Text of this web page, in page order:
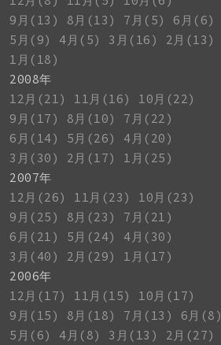
9月(13)
8月(13) 7月(5)
6月(6)
5月(9)
4月(5) 3月(16)
2月(13)
1月(18)
2008年
12月(21)
11月(16)
10月(22)
9月(17)
8月(10)
7月(22)
6月(14)
5月(26)
4月(20)
3月(30)
2月(17)
1月(25)
2007年
12月(26)
11月(23)
10月(23)
9月(25)
8月(23)
7月(21)
6月(21)
5月(24)
4月(30)
3月(40)
2月(29)
1月(17)
2006年
12月(17)
11月(15)
10月(17)
9月(15)
8月(18) 7月(13)
6月(8)
5月(6)
4月(8) 3月(13) 2月(27)